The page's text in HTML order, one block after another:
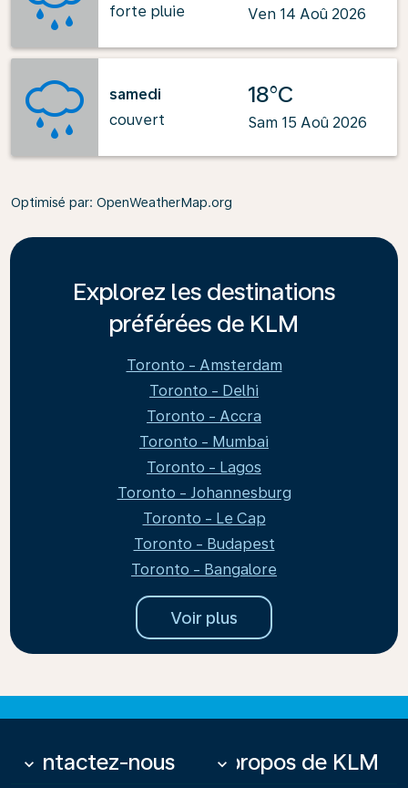
forte pluie
Ven 14 Aoû 2026
samedi
couvert
18°C
Sam 15 Aoû 2026
Optimisé par: OpenWeatherMap.org
Explorez les destinations
préférées de KLM
Toronto - Amsterdam
Toronto - Delhi
Toronto - Accra
Toronto - Mumbai
Toronto - Lagos
Toronto - Johannesburg
Toronto - Le Cap
Toronto - Budapest
Toronto - Bangalore
Voir plus
Contactez-nous
keyboard_arrow_down À propos de KLM
keyboard_arrow_down